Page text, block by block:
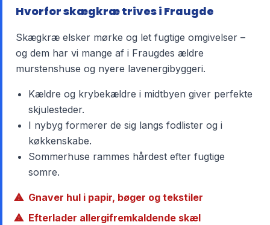
Hvorfor skægkræ trives i Fraugde
Skægkræ elsker mørke og let fugtige omgivelser –
og dem har vi mange af i Fraugdes ældre
murstenshuse og nyere lavenergibyggeri.
Kældre og krybekældre i midtbyen giver perfekte
skjulesteder.
I nybyg formerer de sig langs fodlister og i
køkkenskabe.
Sommerhuse rammes hårdest efter fugtige
somre.
Gnaver hul i papir, bøger og tekstiler
Efterlader allergifremkaldende skæl